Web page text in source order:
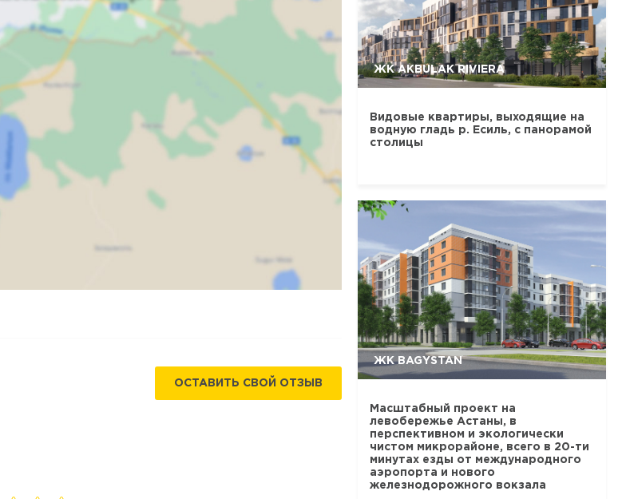
ОСТАВИТЬ СВОЙ ОТЗЫВ
ЖК AKBULAK RIVIERA
Видовые квартиры, выходящие на
водную гладь р. Есиль, с панорамой
столицы
ЖК BAGYSTAN
Масштабный проект на
левобережье Астаны, в
перспективном и экологически
чистом микрорайоне, всего в 20-ти
минутах езды от международного
аэропорта и нового
железнодорожного вокзала